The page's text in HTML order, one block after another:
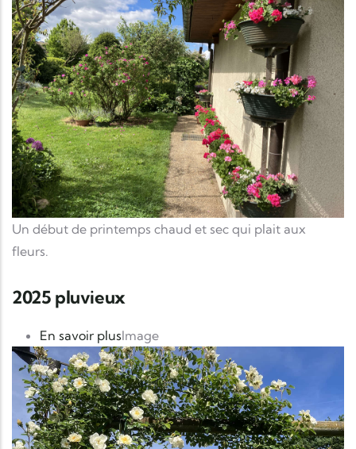
Un début de printemps chaud et sec qui plait aux
fleurs.
2025 pluvieux
En savoir plussur 2025 pluvieux
Image